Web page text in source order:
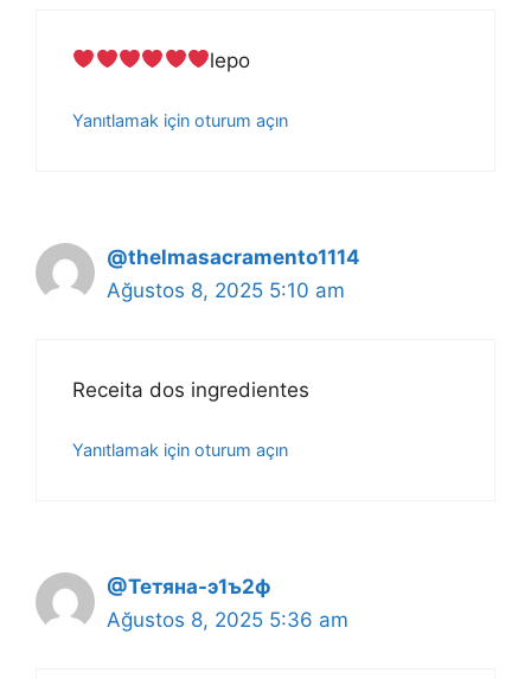
lepo
Yanıtlamak için oturum açın
@thelmasacramento1114
Ağustos 8, 2025 5:10 am
Receita dos ingredientes
Yanıtlamak için oturum açın
@Тетяна-э1ъ2ф
Ağustos 8, 2025 5:36 am